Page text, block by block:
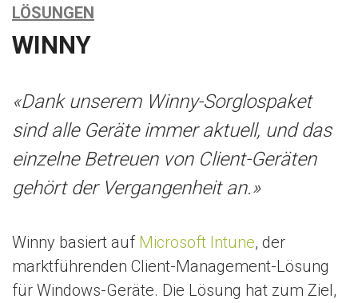
LÖSUNGEN
WINNY
«Dank unserem Winny-Sorglospaket
sind alle Geräte immer aktuell, und das
einzelne Betreuen von Client-Geräten
gehört der Vergangenheit an.»
Winny basiert auf Microsoft Intune, der
marktführenden Client-Management-Lösung
für Windows-Geräte. Die Lösung hat zum Ziel,